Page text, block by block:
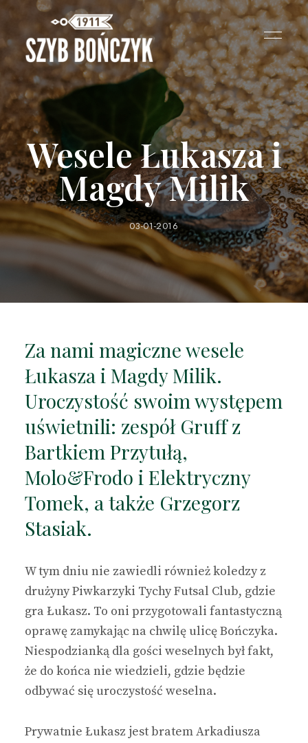
Wesele Łukasza i
Magdy Milik
03-01-2016
Za nami magiczne wesele
Łukasza i Magdy Milik.
Uroczystość swoim występem
uświetnili: zespół Gruff z
Bartkiem Przytułą,
Molo&Frodo i Elektryczny
Tomek, a także Grzegorz
Stasiak.
W tym dniu nie zawiedli również koledzy z
drużyny Piwkarzyki Tychy Futsal Club, gdzie
gra Łukasz. To oni przygotowali fantastyczną
oprawę zamykając na chwilę ulicę Bończyka.
Niespodzianką dla gości weselnych był fakt,
że do końca nie wiedzieli, gdzie będzie
odbywać się uroczystość weselna.
Prywatnie Łukasz jest bratem Arkadiusza